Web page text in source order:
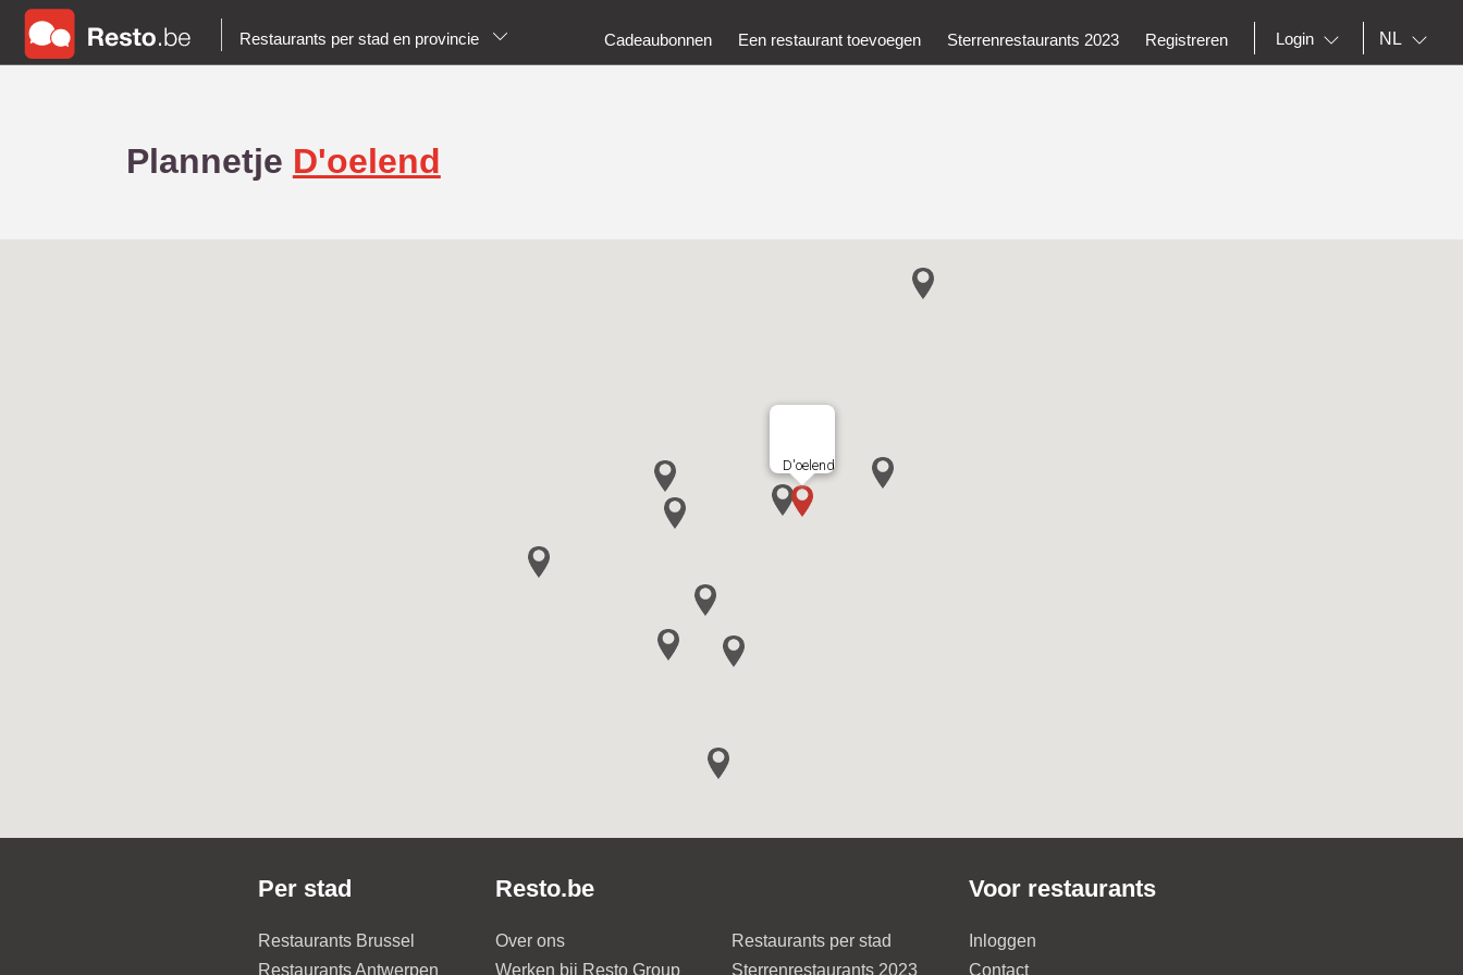
Restaurants per stad en provincie Cadeaubonnen Een restaurant toevoegen Sterrenrestaurants 2023 Registreren Login NL
Plannetje D'oelend
D'oelend
Per stad
Restaurants Brussel
Restaurants Antwerpen
Resto.be
Over ons
Werken bij Resto Group
Restaurants per stad
Sterrenrestaurants 2023
Voor restaurants
Inloggen
Contact